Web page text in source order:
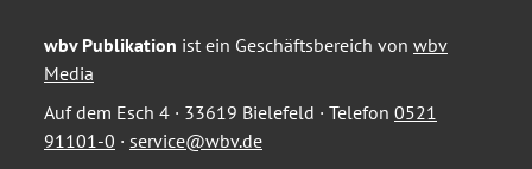
wbv Publikation ist ein Geschäftsbereich von wbv
Media
Auf dem Esch 4 · 33619 Bielefeld · Telefon 0521
91101-0 · service@wbv.de